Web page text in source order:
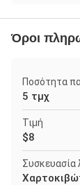
Όροι
Ποσότητα
5 τμχ
Τιμή
$8
Συσκευασία